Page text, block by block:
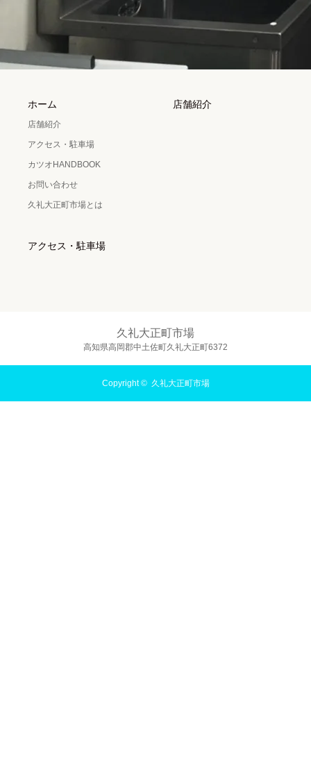
ホーム
店舗紹介
アクセス・駐車場
カツオHANDBOOK
お問い合わせ
久礼大正町市場とは
店舗紹介
アクセス・駐車場
久礼大正町市場
高知県高岡郡中土佐町久礼大正町6372
Copyright © 久礼大正町市場